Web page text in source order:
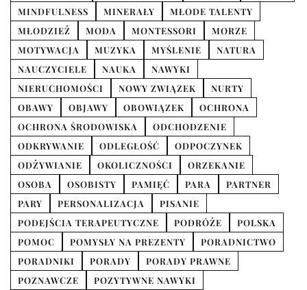
MINDFULNESS
MINERAŁY
MŁODE TALENTY
MŁODZIEŻ
MODA MONTESSORI
MORZE
MOTYWACJA
MUZYKA MYŚLENIE
NATURA
NAUCZYCIELE
NAUKA
NAWYKI
NIERUCHOMOŚCI
NOWY ZWIĄZEK
NURTY
OBAWY
OBJAWY OBOWIĄZEK
OCHRONA
OCHRONA ŚRODOWISKA
ODCHODZENIE
ODKRYWANIE
ODLEGŁOŚĆ
ODPOCZYNEK
ODŻYWIANIE
OKOLICZNOŚCI
ORZEKANIE
OSOBA
OSOBISTY PAMIĘĆ PARA
PARTNER
PARY
PERSONALIZACJA
PISANIE
PODEJŚCIA TERAPEUTYCZNE
PODRÓŻE
POLSKA
POMOC
POMYSŁY NA PREZENTY
PORADNICTWO
PORADNIKI
PORADY
PORADY PRAWNE
POZNAWCZE
POZYTYWNE NAWYKI